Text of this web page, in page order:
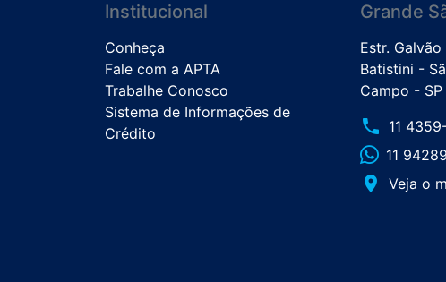
Institucional
Conheça
Fale com a APTA
Trabalhe Conosco
Sistema de Informações de
Crédito
Grande
Estr.
Batistini -
Campo - SP
phone 11
11
place Veja o